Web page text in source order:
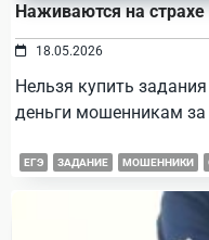
Наживаются на
18.05.2026
Нельзя купить
деньги мошенникам
ЕГЭ ЗАДАНИЕ МОШЕННИКИ